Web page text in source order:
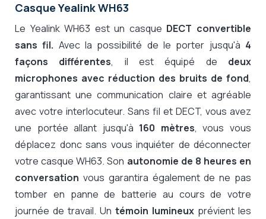
Casque Yealink WH63
Le Yealink WH63 est un casque DECT convertible
sans fil. Avec la possibilité de le porter jusqu'à 4
façons différentes, il est équipé de deux
microphones avec réduction des bruits de fond,
garantissant une communication claire et agréable
avec votre interlocuteur. Sans fil et DECT, vous avez
une portée allant jusqu'à 160 mètres, vous vous
déplacez donc sans vous inquiéter de déconnecter
votre casque WH63. Son autonomie de 8 heures en
conversation vous garantira également de ne pas
tomber en panne de batterie au cours de votre
journée de travail. Un témoin lumineux prévient les